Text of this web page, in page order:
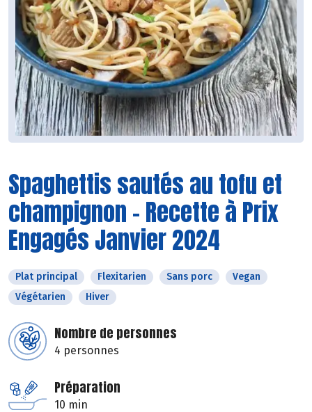
Spaghettis sautés au tofu et
champignon - Recette à Prix
Engagés Janvier 2024
Plat principal Flexitarien Sans porc
Vegan
Végétarien
Hiver
Nombre de personnes
4 personnes
Préparation
10 min